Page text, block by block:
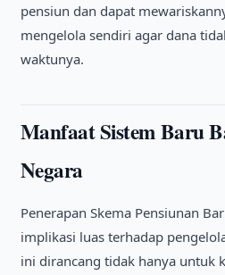
pensiun dan dapat
mengelola sendiri agar dana
waktunya.
Manfaat Sistem Baru
Negara
Penerapan Skema Pensiunan
implikasi luas terhadap
ini dirancang tidak hanya untuk